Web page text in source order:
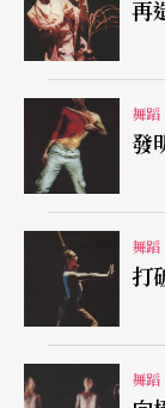
蹈，如此一來
舞台視覺效果。
將肢體語彙
象動作與生
空間更大，
能量的綻放
動作融入，
度。
再
舞蹈
發
舞蹈
打
舞蹈